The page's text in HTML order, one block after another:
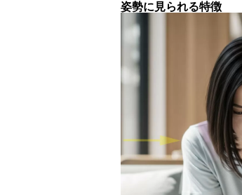
姿勢に見られる特徴